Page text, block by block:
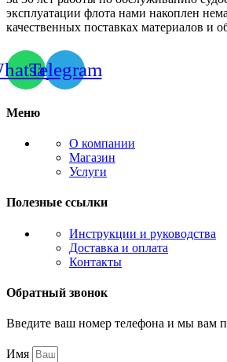
эксплуатации флота нами накоплен
качественных поставках материалов и
Telegram
Меню
О компании
Магазин
Услуги
Полезные ссылки
Инструкции и руководства
Доставка и оплата
Контакты
Обратный звонок
Введите ваш номер телефона и мы вам
Имя